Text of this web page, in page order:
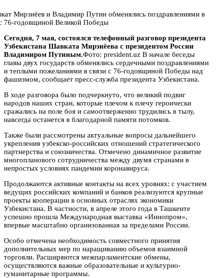
Сегодня, 7 мая, состоялся телефонный разговор президента
Узбекистана Шавката Мирзиёева с президентом России
Владимиром Путиным.Фото: president.uz В начале беседы
главы двух государств обменялись сердечными поздравлениями
и теплыми пожеланиями в связи с 76-годовщиной Победы над
фашизмом, сообщает пресс-служба президента Узбекистана.
В ходе разговора было подчеркнуто, что великий подвиг
народов наших стран, которые плечом к плечу героически
сражались на поле боя и самоотверженно трудились в тылу,
навсегда останется в благодарной памяти потомков.
Также были рассмотрены актуальные вопросы дальнейшего
укрепления узбекско-российских отношений стратегического
партнерства и союзничества. Отмечено динамичное развитие
многопланового сотрудничества между двумя странами в
непростых условиях пандемии коронавируса.
Продолжаются активные контакты на всех уровнях: с участием
ведущих российских компаний и банков реализуются крупные
проекты кооперации в основных отраслях экономики
Узбекистана. В частности, в апреле этого года в Ташкенте
успешно прошла Международная выставка «Иннопром»,
впервые масштабно организованная за пределами России.
Особо отмечена необходимость совместного принятия
дополнительных мер по наращиванию объемов взаимной
торговли. Расширяются межпарламентские обмены,
осуществляются важные образовательные и культурно-
гуманитарные программы.